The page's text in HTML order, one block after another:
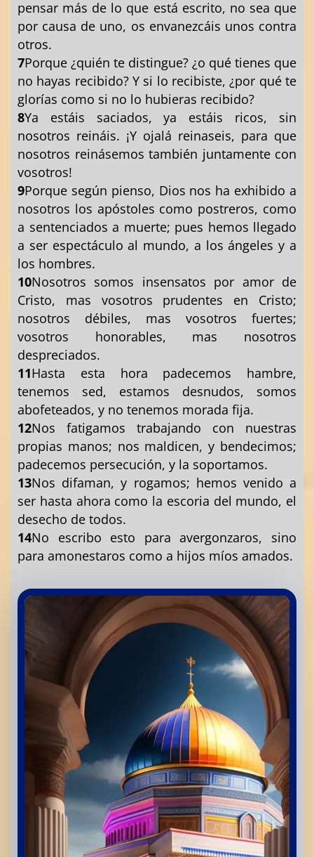
pensar más de lo que está escrito, no sea que
por causa de uno, os envanezcáis unos contra
otros.
7Porque ¿quién te distingue? ¿o qué tienes que
no hayas recibido? Y si lo recibiste, ¿por qué te
glorías como si no lo hubieras recibido?
8Ya estáis saciados, ya estáis ricos, sin
nosotros reináis. ¡Y ojalá reinaseis, para que
nosotros reinásemos también juntamente con
vosotros!
9Porque según pienso, Dios nos ha exhibido a
nosotros los apóstoles como postreros, como
a sentenciados a muerte; pues hemos llegado
a ser espectáculo al mundo, a los ángeles y a
los hombres.
10Nosotros somos insensatos por amor de
Cristo, mas vosotros prudentes en Cristo;
nosotros débiles, mas vosotros fuertes;
vosotros honorables, mas nosotros
despreciados.
11Hasta esta hora padecemos hambre,
tenemos sed, estamos desnudos, somos
abofeteados, y no tenemos morada fija.
12Nos fatigamos trabajando con nuestras
propias manos; nos maldicen, y bendecimos;
padecemos persecución, y la soportamos.
13Nos difaman, y rogamos; hemos venido a
ser hasta ahora como la escoria del mundo, el
desecho de todos.
14No escribo esto para avergonzaros, sino
para amonestaros como a hijos míos amados.